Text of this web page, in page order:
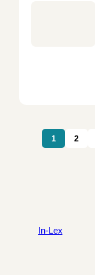
1 2
In-Lex